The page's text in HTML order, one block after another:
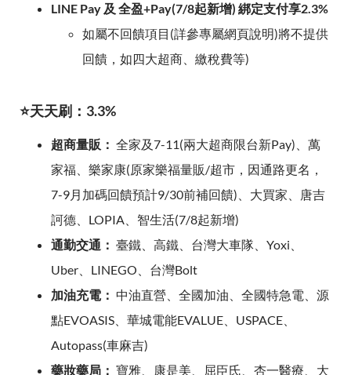
LINE Pay 及 全盈+Pay(7/8起新增) 綁定支付享2.3%
如屬不回饋項目(詳參專屬網頁說明)將不提供
回饋，如四大超商、繳稅費等)
⭐天天刷：3.3%
超商量販： 全家及7-11(兩大超商限台新Pay)、萬
家福、樂家康(原家樂福量販/超市，因通路更名，
7-9月加碼回饋預計9/30前補回饋)、大買家、唐吉
訶德、LOPIA、智生活(7/8起新增)
通勤交通： 臺鐵、高鐵、台灣大車隊、Yoxi、
Uber、LINEGO、台灣Bolt
加油充電： 中油直營、全國加油、全國特急電、源
點EVOASIS、華城電能EVALUE、USPACE、
Autopass(車麻吉)
藥妝藥局： 寶雅、康是美、屈臣氏、杏一醫療、大